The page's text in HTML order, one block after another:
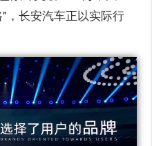
，长安汽车正以实际行